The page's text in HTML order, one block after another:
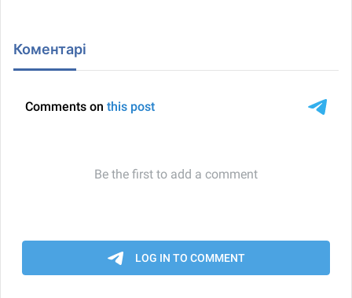
Коментарі